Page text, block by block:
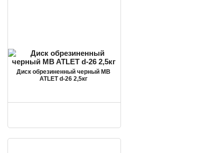
Диск обрезиненный черный MB
ATLET d-26 2,5кг